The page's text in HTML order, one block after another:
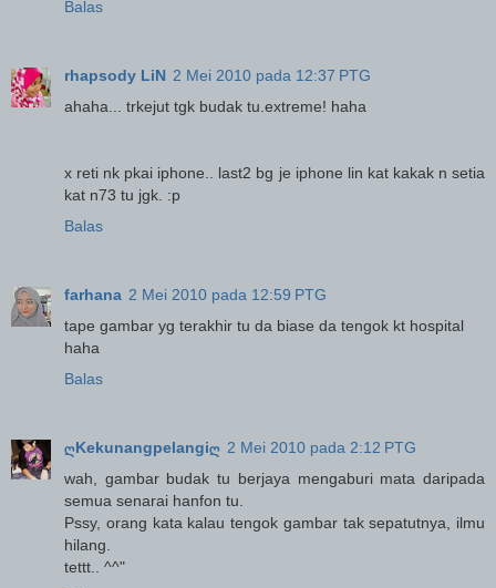
Balas
rhapsody LiN 2 Mei 2010 pada 12:37 PTG
ahaha... trkejut tgk budak tu.extreme! haha
x reti nk pkai iphone.. last2 bg je iphone lin kat kakak n setia
kat n73 tu jgk. :p
Balas
farhana 2 Mei 2010 pada 12:59 PTG
tape gambar yg terakhir tu da biase da tengok kt hospital
haha
Balas
ღKekunangpelangiღ 2 Mei 2010 pada 2:12 PTG
wah, gambar budak tu berjaya mengaburi mata daripada
semua senarai hanfon tu.
Pssy, orang kata kalau tengok gambar tak sepatutnya, ilmu
hilang.
tettt.. ^^"